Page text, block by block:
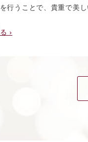
行うことで、貴重で美し
›